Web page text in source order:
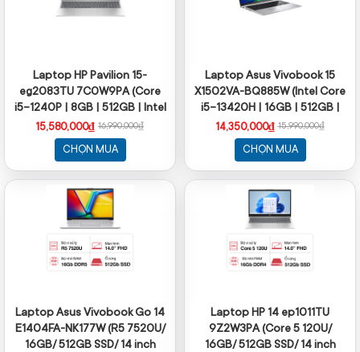
Laptop HP Pavilion 15-
eg2083TU 7C0W9PA (Core
i5-1240P | 8GB | 512GB | Intel
Iris Xe | 15.6 inch FHD IPS | Win
11 | Bạc)
15,580,000₫ 16,990,000₫
CHỌN MUA
Laptop Asus Vivobook 15
X1502VA-BQ885W (Intel Core
i5-13420H | 16GB | 512GB |
Intel UHD | 15.6 inch FHD IPS |
Win 11 | Bạc)
14,350,000₫ 15,990,000₫
CHỌN MUA
Laptop Asus Vivobook Go 14
E1404FA-NK177W (R5 7520U/
16GB/ 512GB SSD/ 14 inch
Laptop HP 14 ep1011TU
9Z2W3PA (Core 5 120U/
16GB/ 512GB SSD/ 14 inch